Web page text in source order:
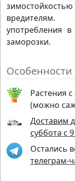
употребления
заморозки.
Особенности
Растения
(можно
Доставим
суббота с
Остались
телеграм-